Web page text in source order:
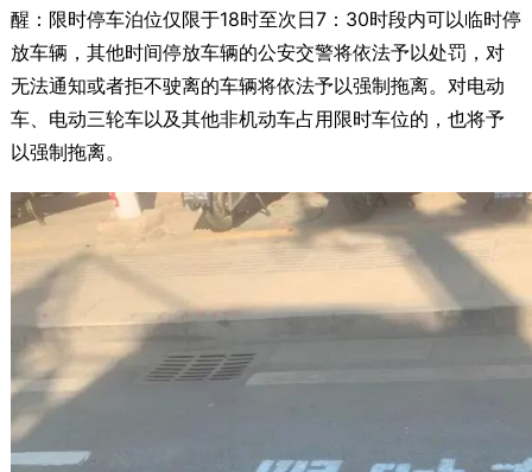
醒：限时停车泊位仅限于18时至次日7：30时段内可以临时停
放车辆，其他时间停放车辆的公安交警将依法予以处罚，对
无法通知或者拒不驶离的车辆将依法予以强制拖离。对电动
车、电动三轮车以及其他非机动车占用限时车位的，也将予
以强制拖离。